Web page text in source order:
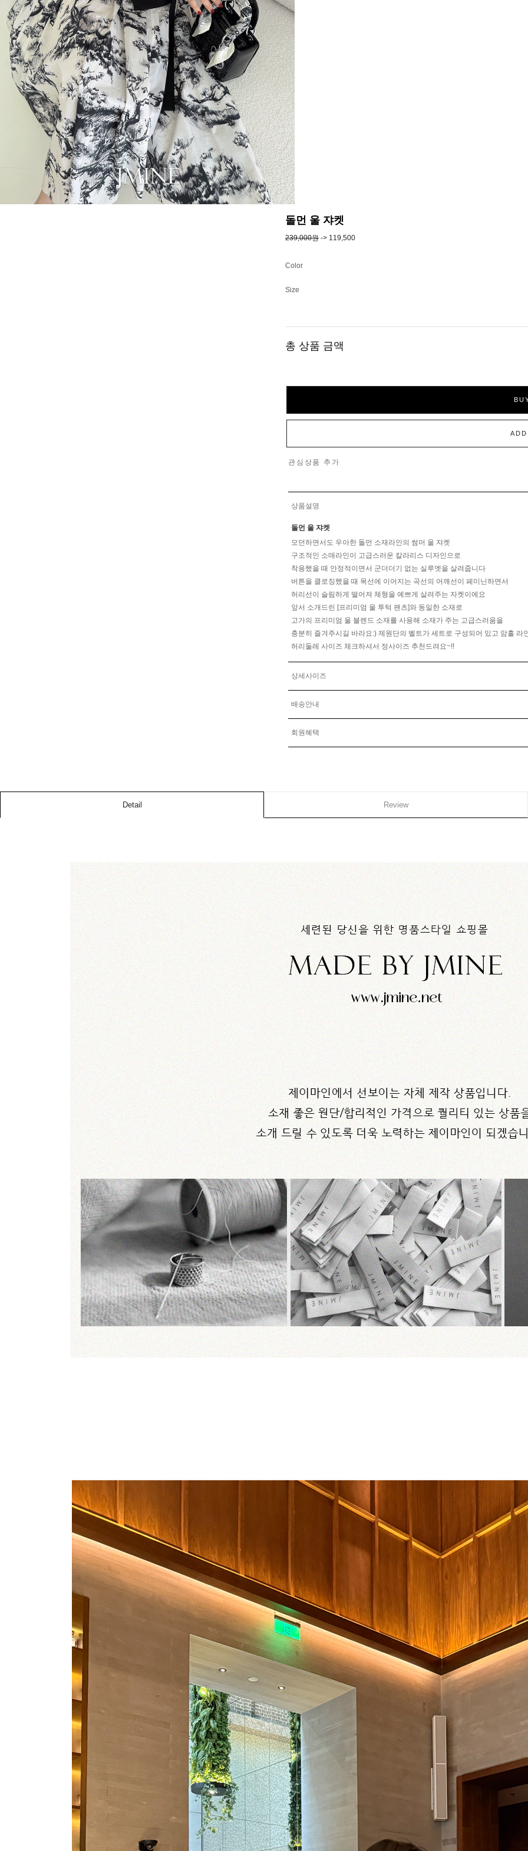
돌먼 울 쟈켓
239,000원 -> 119,500
Color
Size
총 상품 금액
관심상품 추가
상품설명
돌먼 울 쟈켓
모던하면서도 우아한 돌먼 소재라인의 썸머 울 쟈켓
구조적인 소매라인이 고급스러운 칼라리스 디자인으로
착용했을 때 안정적이면서 군더더기 없는 실루엣을 살려줍니다
버튼을 클로징했을 때 목선에 이어지는 곡선의 어깨선이 페미닌하면서
허리선이 슬림하게 떨어져 체형을 예쁘게 살려주는 자켓이에요
앞서 소개드린 [프리미엄 울 투턱 팬츠]와 동일한 소재로
고가의 프리미엄 울 블렌드 소재를 사용해 소재가 주는 고급스러움을
충분히 즐겨주시길 바라요:) 제원단의 벨트가 세트로 구성되어 있고 암홀 라
허리둘레 사이즈 체크하셔서 정사이즈 추천드려요~!!
상세사이즈
배송안내
회원혜택
Detail Review